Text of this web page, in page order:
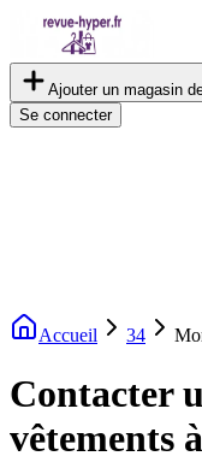
Ajouter un magasin
Se connecter
Accueil 34
Contacter
vêtements